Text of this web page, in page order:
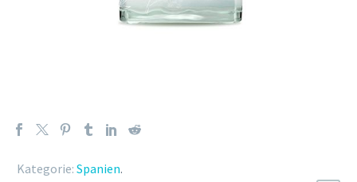
Kategorie: Spanien.